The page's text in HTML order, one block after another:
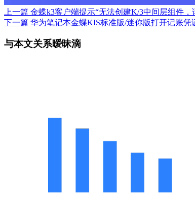
上一篇 金蝶k3客户端提示“无法创建K/3中间层组件
下一篇 华为笔记本金蝶KIS标准版/迷你版打开记账
与本文关系暧昧滴